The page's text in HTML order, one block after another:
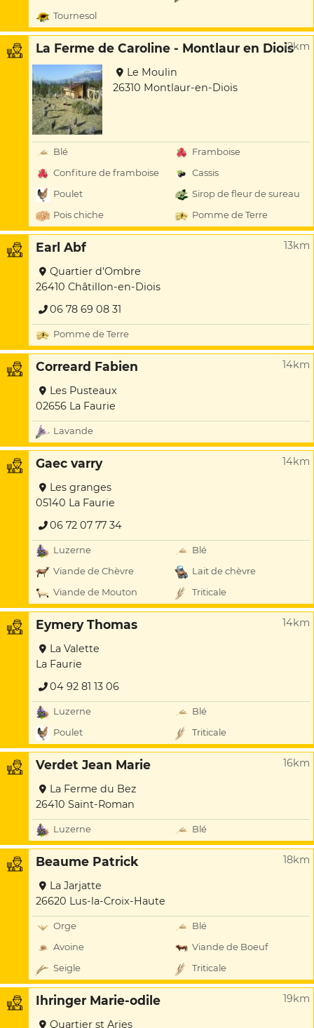
Tournesol
La Ferme de Caroline - Montlaur en Diois12km
Le Moulin
26310 Montlaur-en-Diois
Blé
Framboise
Confiture de framboise
Cassis
Poulet
Sirop de fleur de sureau
Pois chiche
Pomme de Terre
Earl Abf 13km
Quartier d'Ombre
26410 Châtillon-en-Diois
06 78 69 08 31
Pomme de Terre
Correard Fabien 14km
Les Pusteaux
02656 La Faurie
Lavande
Gaec varry 14km
Les granges
05140 La Faurie
06 72 07 77 34
Luzerne
Blé
Viande de Chèvre
Lait de chèvre
Viande de Mouton
Triticale
Eymery Thomas 14km
La Valette
La Faurie
04 92 81 13 06
Luzerne
Blé
Poulet
Triticale
Verdet Jean Marie 16km
La Ferme du Bez
26410 Saint-Roman
Luzerne Blé
Beaume Patrick 18km
La Jarjatte
26620 Lus-la-Croix-Haute
Orge
Blé
Avoine
Viande de Boeuf
Seigle
Triticale
Ihringer Marie-odile 19km
Quartier st Aries